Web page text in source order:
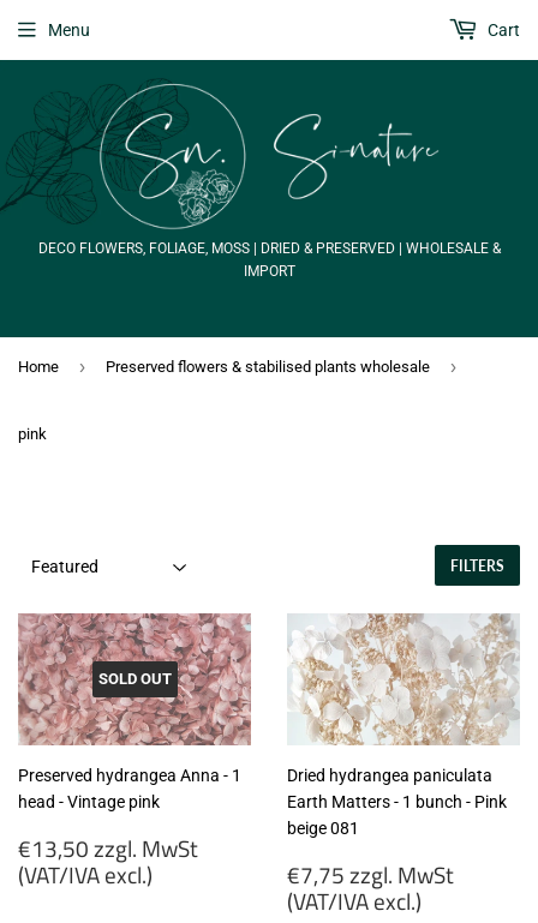
DECO FLOWERS, FOLIAGE, MOSS | DRIED & PRESERVED | WHOLESALE &
IMPORT
Menu Cart
Home › Preserved flowers & stabilised plants wholesale ›
pink
FILTERS
SOLD OUT
Preserved hydrangea Anna - 1
head - Vintage pink
Regular
price
€13,50 zzgl. MwSt
(VAT/IVA excl.)
Dried hydrangea paniculata
Earth Matters - 1 bunch - Pink
beige 081
Regular
price
€7,75 zzgl. MwSt
(VAT/IVA excl.)